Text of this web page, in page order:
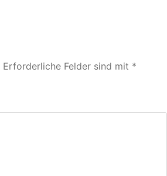
Erforderliche Felder sind mit *